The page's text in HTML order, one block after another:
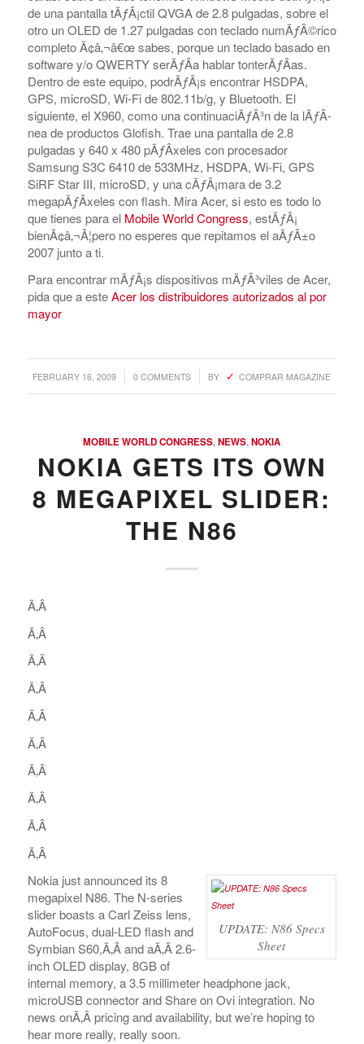
de una pantalla tÃƒÂ¡ctil QVGA de 2.8 pulgadas, sobre el
otro un OLED de 1.27 pulgadas con teclado numÃƒÂ©rico
completo Ã¢â‚¬â€œ sabes, porque un teclado basado en
software y/o QWERTY serÃƒÂ­a hablar tonterÃƒÂ­as.
Dentro de este equipo, podrÃƒÂ¡s encontrar HSDPA,
GPS, microSD, Wi-Fi de 802.11b/g, y Bluetooth. El
siguiente, el X960, como una continuaciÃƒÂ³n de la lÃƒÂ­
nea de productos Glofish. Trae una pantalla de 2.8
pulgadas y 640 x 480 pÃƒÂ­xeles con procesador
Samsung S3C 6410 de 533MHz, HSDPA, Wi-Fi, GPS
SiRF Star III, microSD, y una cÃƒÂ¡mara de 3.2
megapÃƒÂ­xeles con flash. Mira Acer, si esto es todo lo
que tienes para el Mobile World Congress, estÃƒÂ¡
bienÃ¢â‚¬Â¦pero no esperes que repitamos el aÃƒÂ±o
2007 junto a ti.
Para encontrar mÃƒÂ¡s dispositivos mÃƒÂ³viles de Acer,
pida que a esteAcer los distribuidores autorizados al por
mayor
FEBRUARY 16, 2009
/ 0 COMMENTS
/ BY COMPRAR MAGAZINE
MOBILE WORLD CONGRESS,NEWS,NOKIA
NOKIA GETS ITS OWN
8 MEGAPIXEL SLIDER:
THE N86
Ã‚Â
Ã‚Â
Ã‚Â
Ã‚Â
Ã‚Â
Ã‚Â
Ã‚Â
Ã‚Â
Ã‚Â
Ã‚Â
UPDATE: N86 Specs
Sheet
Nokia just announced its 8
megapixel N86. The N-series
slider boasts a Carl Zeiss lens,
AutoFocus, dual-LED flash and
Symbian S60,Ã‚Â and aÃ‚Â 2.6-
inch OLED display, 8GB of
internal memory, a 3.5 millimeter headphone jack,
microUSB connector and Share on Ovi integration. No
news onÃ‚Â pricing and availability, but we’re hoping to
hear more really, really soon.